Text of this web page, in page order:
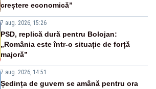
creștere economică”
7 aug. 2026, 15:26
PSD, replică dură pentru Bolojan:
„România este într-o situație de forță
majoră”
7 aug. 2026, 14:51
Ședința de guvern se amână pentru ora